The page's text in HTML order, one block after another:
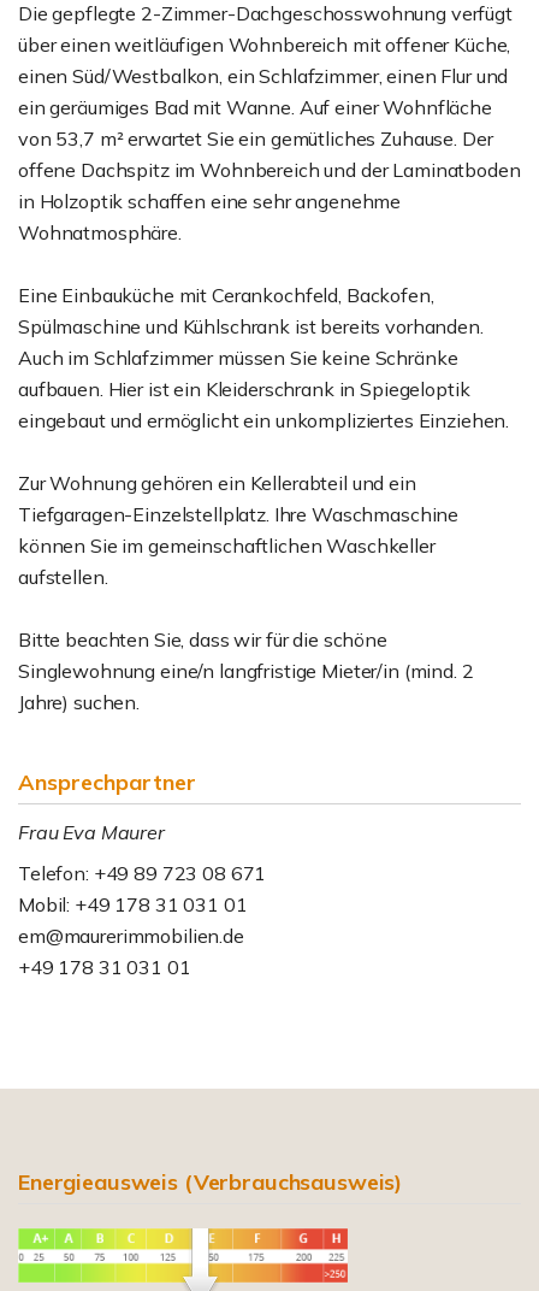
Die gepflegte 2-Zimmer-Dachgeschosswohnung verfügt
über einen weitläufigen Wohnbereich mit offener Küche,
einen Süd/Westbalkon, ein Schlafzimmer, einen Flur und
ein geräumiges Bad mit Wanne. Auf einer Wohnfläche
von 53,7 m² erwartet Sie ein gemütliches Zuhause. Der
offene Dachspitz im Wohnbereich und der Laminatboden
in Holzoptik schaffen eine sehr angenehme
Wohnatmosphäre.
Eine Einbauküche mit Cerankochfeld, Backofen,
Spülmaschine und Kühlschrank ist bereits vorhanden.
Auch im Schlafzimmer müssen Sie keine Schränke
aufbauen. Hier ist ein Kleiderschrank in Spiegeloptik
eingebaut und ermöglicht ein unkompliziertes Einziehen.
Zur Wohnung gehören ein Kellerabteil und ein
Tiefgaragen-Einzelstellplatz. Ihre Waschmaschine
können Sie im gemeinschaftlichen Waschkeller
aufstellen.
Bitte beachten Sie, dass wir für die schöne
Singlewohnung eine/n langfristige Mieter/in (mind. 2
Jahre) suchen.
Ansprechpartner
Frau Eva Maurer
Telefon: +49 89 723 08 671
Mobil: +49 178 31 031 01
em@maurerimmobilien.de
+49 178 31 031 01
Energieausweis (Verbrauchsausweis)